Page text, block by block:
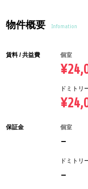
物件概要 Infomation
賃料 / 共益費 個室
ドミトリ
保証金 個室
-
ドミトリ
-